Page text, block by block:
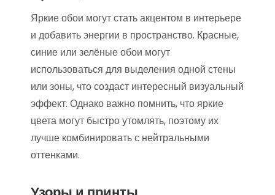
Яркие обои могут стать акцентом в интерьере
и добавить энергии в пространство. Красные,
синие или зелёные обои могут
использоваться для выделения одной стены
или зоны, что создаст интересный визуальный
эффект. Однако важно помнить, что яркие
цвета могут быстро утомлять, поэтому их
лучше комбинировать с нейтральными
оттенками.